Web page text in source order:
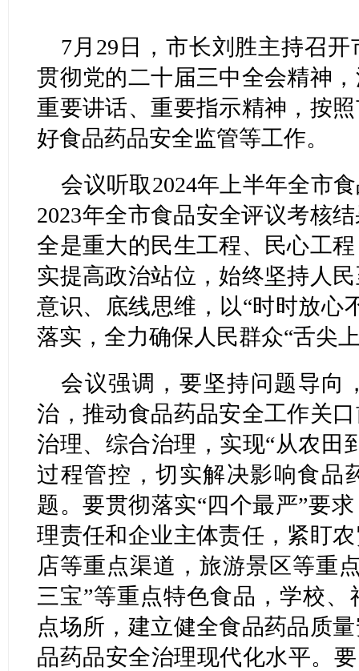
7月29日，市长刘胜主持召
贯彻党的二十届三中全会精神
重要讲话、重要指示精神，按
好食品药品安全监管等工作。
会议听取2024年上半年全市
2023年全市食品安全评议考核
全是重大的民生工程、民心工
实提高政治站位，始终坚持人
意识、底线思维，以“时时放心
落实，全力确保人民群众“舌尖
会议强调，要坚持问题导向
治，推动食品药品安全工作关
治理、综合治理，实现“从农田
过程管控，切实解决影响食品
题。要贯彻落实“四个最严”要
理责任和企业主体责任，紧盯
店等重点渠道，旅游景区等重
三宝”等重点特色食品，学校
点场所，建立健全食品药品质
品药品安全治理现代化水平。